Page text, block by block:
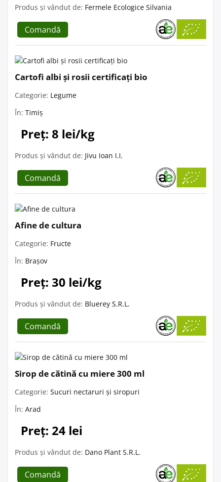
Produs și vândut de: Fermele Ecologice Silvania
Comandă
Cartofi albi și rosii certificați bio
Categorie: Legume
În: Timiș
Preț: 8 lei/kg
Produs și vândut de: Jivu Ioan I.I.
Comandă
Afine de cultura
Categorie: Fructe
În: Brașov
Preț: 30 lei/kg
Produs și vândut de: Bluerey S.R.L.
Comandă
Sirop de cătină cu miere 300 ml
Categorie: Sucuri nectaruri și siropuri
În: Arad
Preț: 24 lei
Produs și vândut de: Dano Plant S.R.L.
Comandă